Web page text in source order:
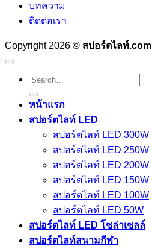
บทความ
ติดต่อเรา
Copyright 2026 © สปอร์ตไลท์.com
Search
for:
หน้าแรก
สปอร์ตไลท์ LED
สปอร์ตไลท์ LED 300W
สปอร์ตไลท์ LED 250W
สปอร์ตไลท์ LED 200W
สปอร์ตไลท์ LED 150W
สปอร์ตไลท์ LED 100W
สปอร์ตไลท์ LED 50W
สปอร์ตไลท์ LED โซล่าเซลล์
สปอร์ตไลท์สนามกีฬา